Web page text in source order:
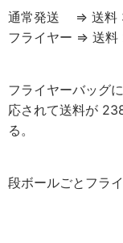
通常発送 ⇒ 送料
フライヤー ⇒ 送料
フライヤーバッグ
応されて送料が
る。
段ボールごとフラ